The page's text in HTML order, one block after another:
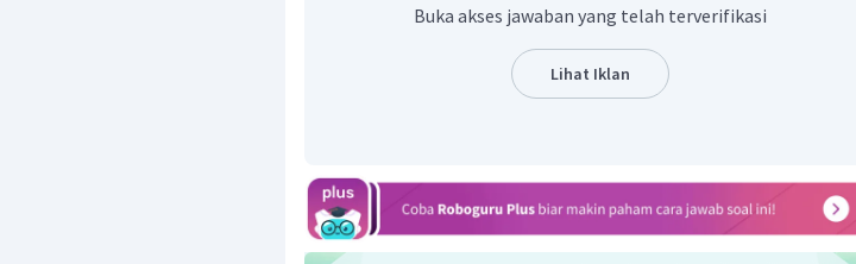
Buka akses jawaban yang telah terverifikasi
Lihat Iklan